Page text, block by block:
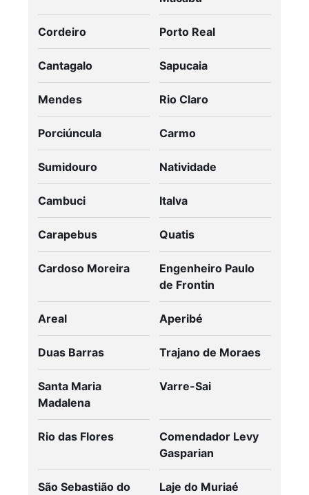
Cordeiro Porto Real
Cantagalo Sapucaia
Mendes Rio Claro
Porciúncula Carmo
Sumidouro Natividade
Cambuci Italva
Carapebus Quatis
Cardoso Moreira
Engenheiro Paulo
de Frontin
Areal Aperibé
Duas Barras Trajano de Moraes
Santa Maria
Madalena
Varre-Sai
Rio das Flores
Comendador Levy
Gasparian
São Sebastião do
Laje do Muriaé